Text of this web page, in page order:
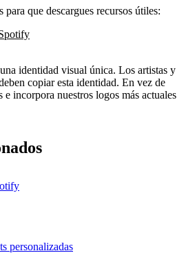
para que descargues recursos útiles:
identidad visual única. Los artistas y
copiar esta identidad. En vez de
e incorpora nuestros logos más actuales
personalizadas